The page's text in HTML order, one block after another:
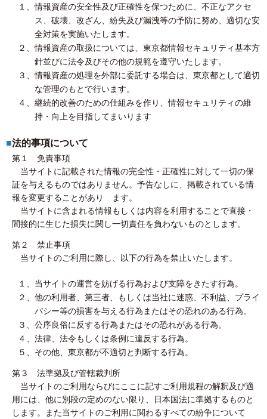
１、情報資産の安全性及び正確性を保つために、不正なアクセ
ス、破壊、改ざん、紛失及び漏洩等の予防に努め、適切な安
全対策を実施いたします。
２、情報資産の取扱については、東京都情報セキュリティ基本方
針並びに法令及びその他の規範を遵守いたします。
３、情報資産の処理を外部に委託する場合は、東京都として適切
な管理のもとで行います。
４、 継続的改善のための仕組みを作り、情報セキュリティの維
持・向上を目指してまいります
■法的事項について
第１ 免責事項
当サイトに記載された情報の完全性・正確性に対して一切の保
証を与えるものではありません。予告なしに、掲載されている情
報を変更することがあり ます。
当サイトに含まれる情報もしくは内容を利用することで直接・
間接的に生じた損失に関し一切責任を負わないものとします。
第２ 禁止事項
当サイトのご利用に際し、以下の行為を禁止いたします。
１、 当サイトの運営を妨げる行為および支障をきたす行為。
２、 他の利用者、第三者、もしくは当社に迷惑、不利益、プライ
バシー等の損害を与える行為またはその恐れのある行為。
３、 公序良俗に反する行為またはその恐れがある行為。
４、 法律、法令もしくは条例に違反する行為。
５、 その他、東京都が不適切と判断する行為。
第３ 法準拠及び管轄裁判所
当サイトのご利用ならびにここに記すご利用規程の解釈及び適
用には、他に別段の定めのない限り、日本国法に準拠するものと
します。また当サイトのご利用に関わるすべての紛争について